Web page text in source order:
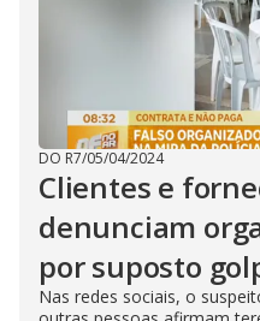
DO R7/05/04/2024
Clientes e
denunciam
por suposto
Nas redes sociais, o